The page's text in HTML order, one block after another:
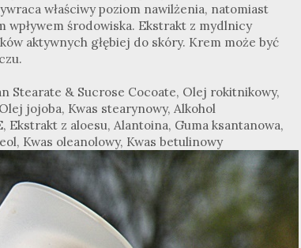
właściwy poziom nawilżenia, natomiast
wpływem środowiska. Ekstrakt z mydlnicy
aktywnych głębiej do skóry. Krem może być
Stearate & Sucrose Cocoate, Olej rokitnikowy,
jojoba, Kwas stearynowy, Alkohol
z aloesu, Alantoina, Guma ksantanowa,
Kwas oleanolowy, Kwas betulinowy